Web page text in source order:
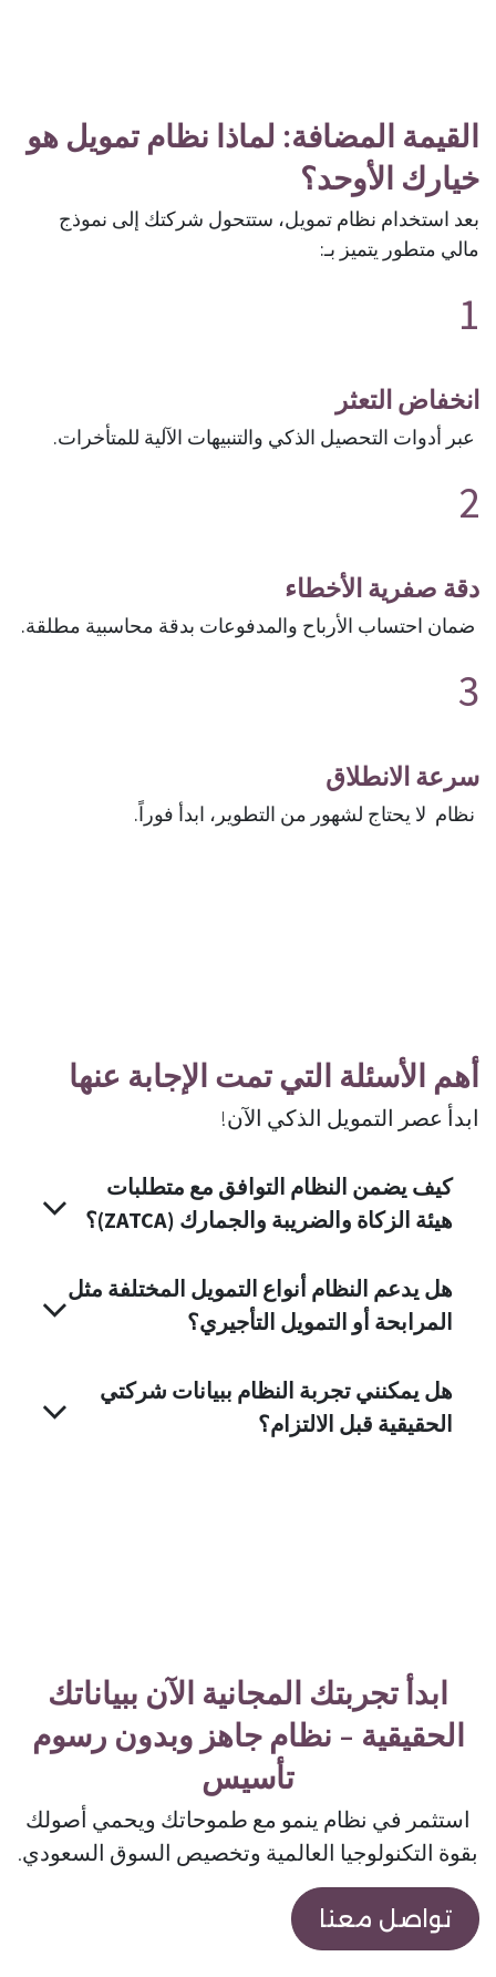
القيمة المضافة: لماذا نظام تمويل هو
خيارك الأوحد؟
بعد استخدام نظام تمويل، ستتحول شركتك إلى نموذج
مالي متطور يتميز بـ:
1
انخفاض التعثر
عبر أدوات التحصيل الذكي والتنبيهات الآلية للمتأخرات.
2
دقة صفرية الأخطاء
ضمان احتساب الأرباح والمدفوعات بدقة محاسبية مطلقة.
3
سرعة الانطلاق
نظام لا يحتاج لشهور من التطوير، ابدأ فوراً.
أهم الأسئلة التي تمت الإجابة عنها
ابدأ عصر التمويل الذكي الآن!
كيف يضمن النظام التوافق مع متطلبات
هيئة الزكاة والضريبة والجمارك (ZATCA)؟
هل يدعم النظام أنواع التمويل المختلفة مثل
المرابحة أو التمويل التأجيري؟
هل يمكنني تجربة النظام ببيانات شركتي
الحقيقية قبل الالتزام؟
ابدأ تجربتك المجانية الآن ببياناتك
الحقيقية - نظام جاهز وبدون رسوم
تأسيس
استثمر في نظام ينمو مع طموحاتك ويحمي أصولك
بقوة التكنولوجيا العالمية وتخصيص السوق السعودي.
تواصل معنا